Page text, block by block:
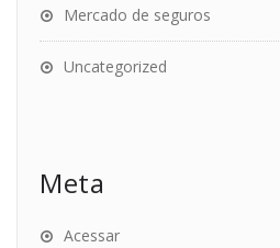
Mercado de seguros
Uncategorized
Meta
Acessar